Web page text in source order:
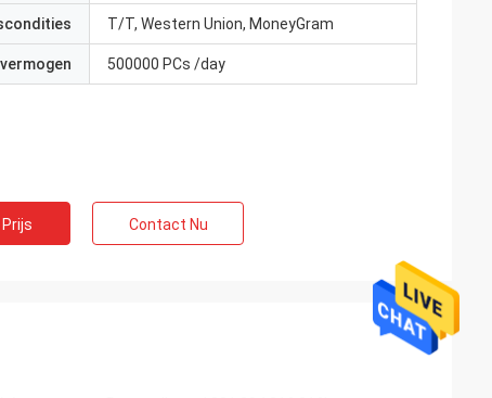
T/T, Western Union, MoneyGram
500000 PCs /day
Contact Nu